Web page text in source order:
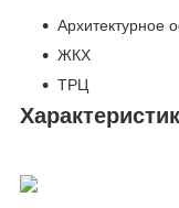
Архитектурное
ЖКХ
ТРЦ